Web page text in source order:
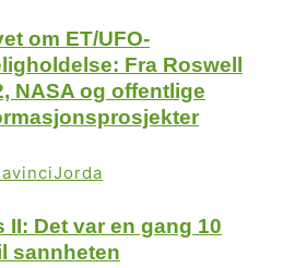
om ET/UFO-
Fra Roswell
NASA og offentlige
II: Det var en gang 10
sannheten